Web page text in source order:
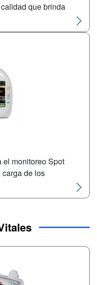
que brinda
el monitoreo Spot
de los